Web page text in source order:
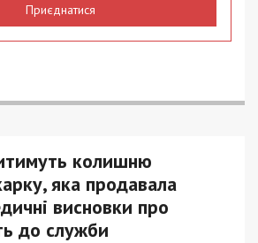
Приєднатися
колишню
яка продавала
висновки про
до служби